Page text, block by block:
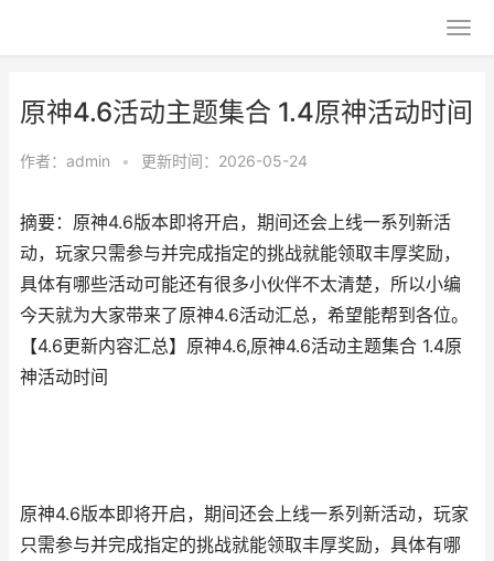
原神4.6活动主题集合 1.4原神活动时间
作者： admin • 更新时间：2026-05-24
摘要：原神4.6版本即将开启，期间还会上线一系列新活
动，玩家只需参与并完成指定的挑战就能领取丰厚奖励，
具体有哪些活动可能还有很多小伙伴不太清楚，所以小编
今天就为大家带来了原神4.6活动汇总，希望能帮到各位。
【4.6更新内容汇总】原神4.6,原神4.6活动主题集合 1.4原
神活动时间
原神4.6版本即将开启，期间还会上线一系列新活动，玩家
只需参与并完成指定的挑战就能领取丰厚奖励，具体有哪